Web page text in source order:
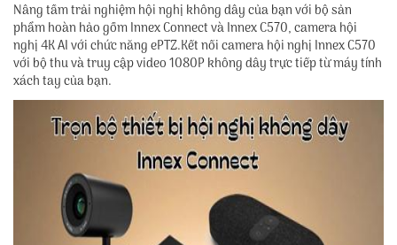
Nâng tầm trải nghiệm hội nghị không dây của bạn với bộ sản
phẩm hoàn hảo gồm Innex Connect và Innex C570, camera hội
nghị 4K AI với chức năng ePTZ.Kết nối camera hội nghị Innex C570
với bộ thu và truy cập video 1080P không dây trực tiếp từ máy tính
xách tay của bạn.